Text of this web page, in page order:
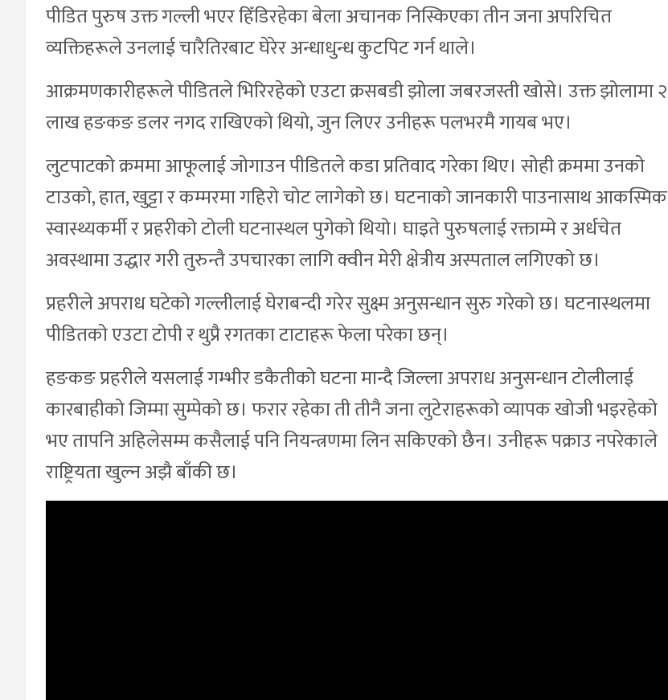
पीडित पुरुष उक्त गल्ली भएर हिँडिरहेका बेला अचानक निस्किएका तीन जना अपरिचित
व्यक्तिहरूले उनलाई चारैतिरबाट घेरेर अन्धाधुन्ध कुटपिट गर्न थाले।
आक्रमणकारीहरूले पीडितले भिरिरहेको एउटा क्रसबडी झोला जबरजस्ती खोसे। उक्त झोलामा २
लाख हङकङ डलर नगद राखिएको थियो, जुन लिएर उनीहरू पलभरमै गायब भए।
लुटपाटको क्रममा आफूलाई जोगाउन पीडितले कडा प्रतिवाद गरेका थिए। सोही क्रममा उनको
टाउको, हात, खुट्टा र कम्मरमा गहिरो चोट लागेको छ। घटनाको जानकारी पाउनासाथ आकस्मिक
स्वास्थ्यकर्मी र प्रहरीको टोली घटनास्थल पुगेको थियो। घाइते पुरुषलाई रक्ताम्मे र अर्धचेत
अवस्थामा उद्धार गरी तुरुन्तै उपचारका लागि क्वीन मेरी क्षेत्रीय अस्पताल लगिएको छ।
प्रहरीले अपराध घटेको गल्लीलाई घेराबन्दी गरेर सुक्ष्म अनुसन्धान सुरु गरेको छ। घटनास्थलमा
पीडितको एउटा टोपी र थुप्रै रगतका टाटाहरू फेला परेका छन्।
हङकङ प्रहरीले यसलाई गम्भीर डकैतीको घटना मान्दै जिल्ला अपराध अनुसन्धान टोलीलाई
कारबाहीको जिम्मा सुम्पेको छ। फरार रहेका ती तीनै जना लुटेराहरूको व्यापक खोजी भइरहेको
भए तापनि अहिलेसम्म कसैलाई पनि नियन्त्रणमा लिन सकिएको छैन। उनीहरू पक्राउ नपरेकाले
राष्ट्रियता खुल्न अझै बाँकी छ।